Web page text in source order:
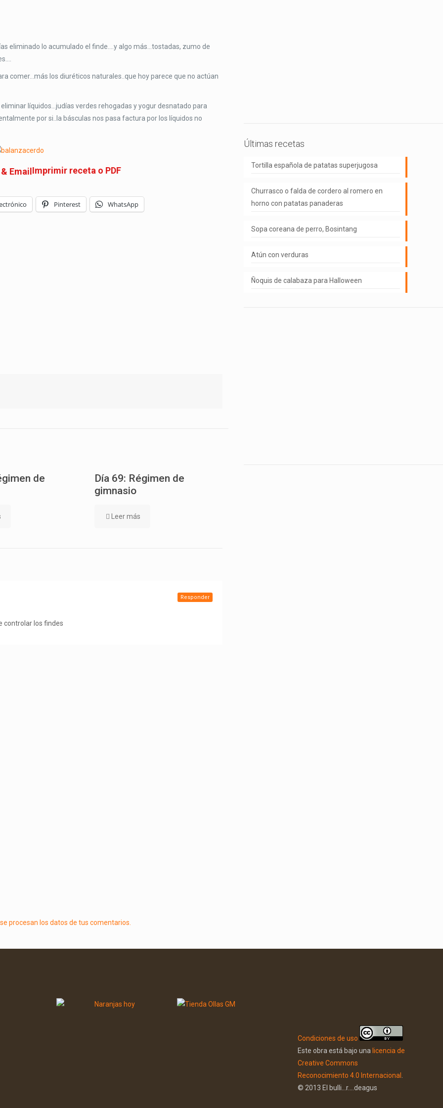
eliminado lo acumulado el finde….y algo más…tostadas, zumo de
comer…más los diuréticos naturales..que hoy parece que no actúan
líquidos…judías verdes rehogadas y yogur desnatado para
por si..la básculas nos pasa factura por los líquidos no
Imprimir receta o PDF
Pinterest WhatsApp
de
Día 69: Régimen de
gimnasio
Leer más
controlar los findes
Responder
procesan los datos de tus comentarios.
Últimas recetas
Tortilla española de patatas superjugosa
Churrasco o falda de cordero al romero en
horno con patatas panaderas
Sopa coreana de perro, Bosintang
Atún con verduras
Ñoquis de calabaza para Halloween
Condiciones de uso
Este obra está bajo una licencia de
Creative Commons
Reconocimiento 4.0 Internacional
© 2013 El bulli...r....deagus